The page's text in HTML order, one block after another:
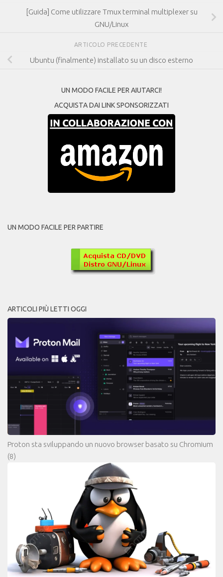
[Guida] Come utilizzare Tmux terminal multiplexer su
GNU/Linux
ARTICOLO PRECEDENTE
Ubuntu (finalmente) installato su un disco esterno
UN MODO FACILE PER AIUTARCI!
ACQUISTA DAI LINK SPONSORIZZATI
UN MODO FACILE PER PARTIRE
ARTICOLI PIÙ LETTI OGGI
Proton sta sviluppando un nuovo browser basato su Chromium
(8)